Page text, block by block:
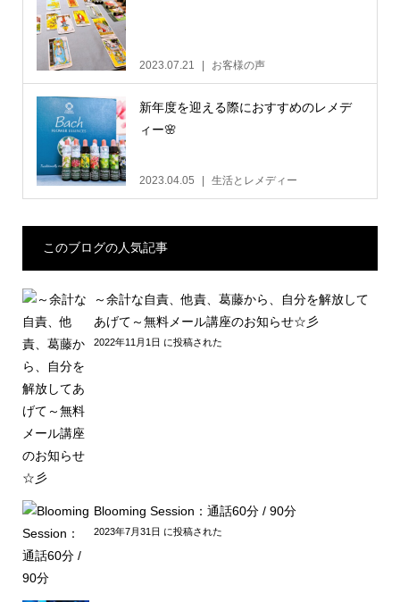
2023.07.21 お客様の声
新年度を迎える際におすすめのレメデ
ィー🌸
2023.04.05 生活とレメディー
このブログの人気記事
～余計な自責、他責、葛藤から、自分を解放して
あげて～無料メール講座のお知らせ☆彡
2022年11月1日 に投稿された
Blooming Session：通話60分 / 90分
2023年7月31日 に投稿された